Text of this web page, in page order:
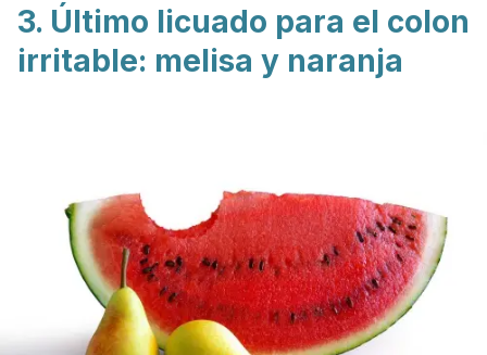
3. Último licuado para el colon
irritable: melisa y naranja